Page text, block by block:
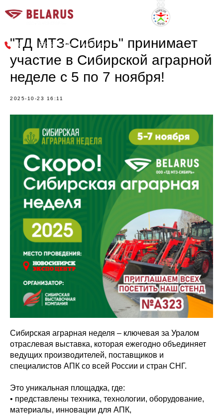
многоканальный номер
8 800 600 3636
"ТД МТЗ-Сибирь" принимает
участие в Сибирской аграрной
неделе с 5 по 7 ноября!
2025-10-23 16:11
Сибирская аграрная неделя – ключевая за Уралом
отраслевая выставка, которая ежегодно объединяет
ведущих производителей, поставщиков и
специалистов АПК со всей России и стран СНГ.
Это уникальная площадка, где:
• представлены техника, технологии, оборудование,
материалы, инновации для АПК,